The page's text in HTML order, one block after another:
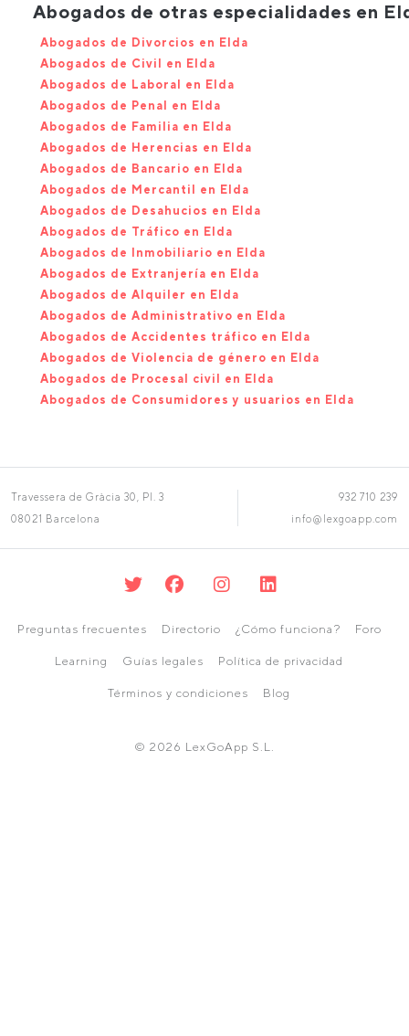
Abogados de otras especialidades en
Abogados de Divorcios en Elda
Abogados de Civil en Elda
Abogados de Laboral en Elda
Abogados de Penal en Elda
Abogados de Familia en Elda
Abogados de Herencias en Elda
Abogados de Bancario en Elda
Abogados de Mercantil en Elda
Abogados de Desahucios en Elda
Abogados de Tráfico en Elda
Abogados de Inmobiliario en Elda
Abogados de Extranjería en Elda
Abogados de Alquiler en Elda
Abogados de Administrativo en Elda
Abogados de Accidentes tráfico en Elda
Abogados de Violencia de género en Elda
Abogados de Procesal civil en Elda
Abogados de Consumidores y usuarios en Elda
Travessera de Gràcia 30, Pl. 3
08021 Barcelona
932 710 239
info@lexgoapp.com
Preguntas frecuentes Directorio ¿Cómo funciona? Foro
Learning Guías legales Política de privacidad
Términos y condiciones Blog
© 2026 LexGoApp S.L.